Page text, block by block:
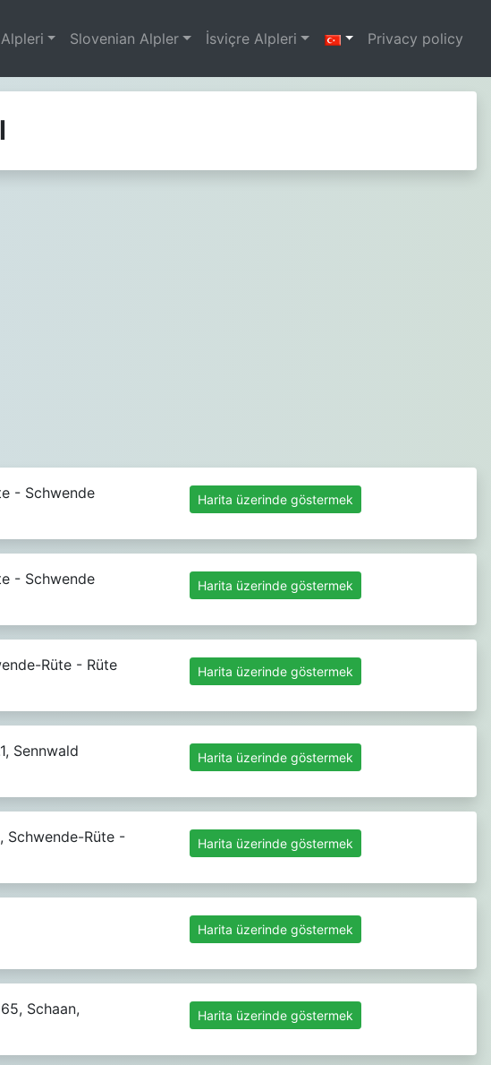
Slovenian Alpler İsviçre Alpleri Privacy policy
- Schwende Harita üzerinde göstermek
- Schwende Harita üzerinde göstermek
Rüte - Rüte Harita üzerinde göstermek
Sennwald Harita üzerinde göstermek
Schwende-Rüte -
Harita üzerinde göstermek
Harita üzerinde göstermek
Schaan,
Harita üzerinde göstermek